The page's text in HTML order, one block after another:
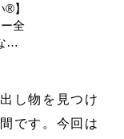
®】
全
た
し物を見つけ
です。今回は